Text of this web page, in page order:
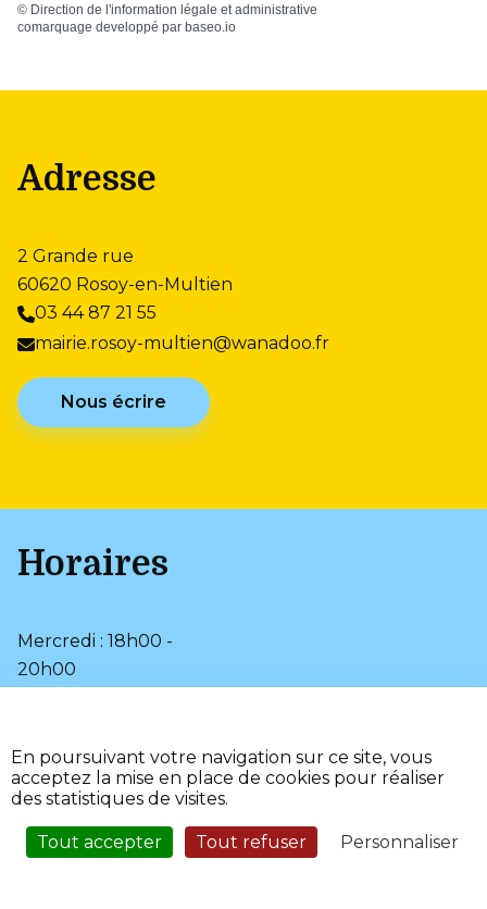
© Direction de l'information légale et administrative
comarquage developpé par baseo.io
Adresse
2 Grande rue
60620 Rosoy-en-Multien
03 44 87 21 55
mairie.rosoy-multien@wanadoo.fr
Nous écrire
Horaires
Mercredi : 18h00 -
20h00
•
Mentions légales •
Page d’aide • Accessibilité •
l'Adico
Service Sécurisé
En poursuivant votre navigation sur ce site, vous
acceptez la mise en place de cookies pour réaliser
des statistiques de visites.
Tout accepter Tout refuser Personnaliser